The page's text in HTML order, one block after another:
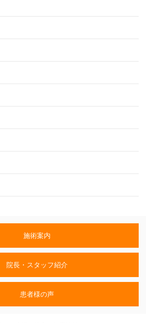
施術案内
院長・スタッフ紹介
患者様の声